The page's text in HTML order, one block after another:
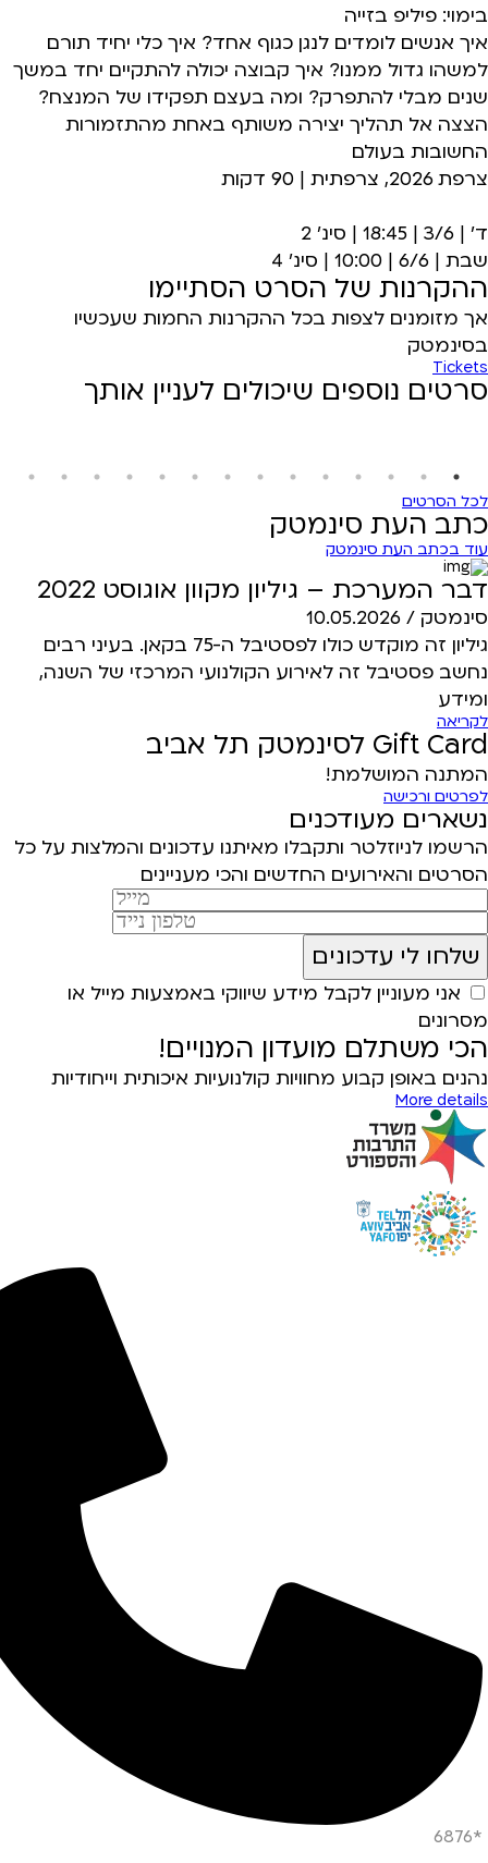
בימוי: פיליפ בזייה
איך אנשים לומדים לנגן כגוף אחד? איך כלי יחיד תורם
למשהו גדול ממנו? איך קבוצה יכולה להתקיים יחד במשך
שנים מבלי להתפרק? ומה בעצם תפקידו של המנצח?
הצצה אל תהליך יצירה משותף באחת מהתזמורות
החשובות בעולם
צרפת 2026, צרפתית | 90 דקות
ד' | 3/6 | 18:45 | סינ' 2
שבת | 6/6 | 10:00 | סינ' 4
ההקרנות של הסרט הסתיימו
אך מזומנים לצפות בכל ההקרנות החמות שעכשיו
בסינמטק
Tickets
סרטים נוספים שיכולים לעניין אותך
לכל הסרטים
כתב העת סינמטק
עוד בכתב העת סינמטק
דבר המערכת – גיליון מקוון אוגוסט 2022
סינמטק / 10.05.2026
גיליון זה מוקדש כולו לפסטיבל ה-75 בקאן. בעיני רבים
נחשב פסטיבל זה לאירוע הקולנועי המרכזי של השנה,
ומידע
לקריאה
Gift Card לסינמטק תל אביב
המתנה המושלמת!
לפרטים ורכישה
נשארים מעודכנים
הרשמו לניוזלטר ותקבלו מאיתנו עדכונים והמלצות על כל
הסרטים והאירועים החדשים והכי מעניינים
אני מעוניין לקבל מידע שיווקי באמצעות מייל או
מסרונים
הכי משתלם מועדון המנויים!
נהנים באופן קבוע מחוויות קולנועיות איכותית וייחודיות
More details
*6876